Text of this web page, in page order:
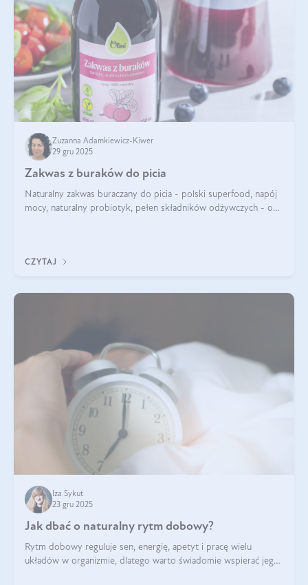
Zuzanna Adamkiewicz-Kiwer
29 gru 2025
Zakwas z buraków do picia
Naturalny zakwas buraczany do picia - polski superfood, napój
mocy, naturalny probiotyk, pełen składników odżywczych - o
CZYTAJ
Iza Sykut
23 gru 2025
Jak dbać o naturalny rytm dobowy?
Rytm dobowy reguluje sen, energię, apetyt i pracę wielu
układów w organizmie, dlatego warto świadomie wspierać jego